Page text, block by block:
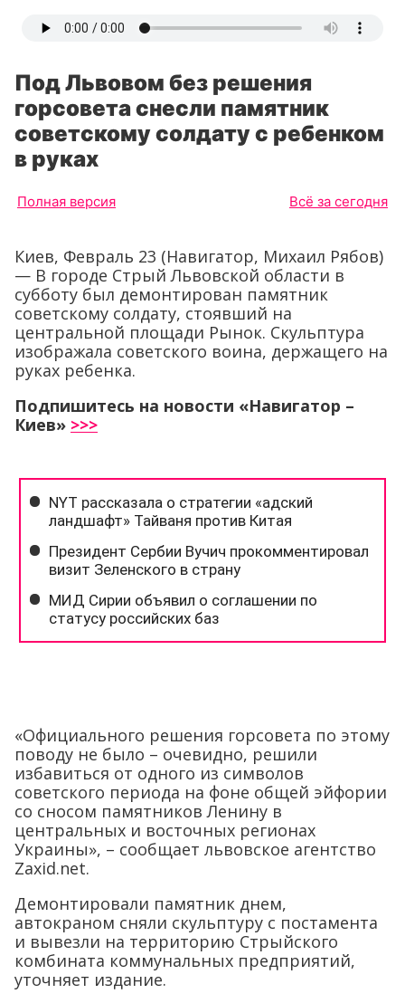
Под Львовом без решения
горсовета снесли памятник
советскому солдату с ребенком
в руках
Полная версия Всё за сегодня
Киев, Февраль 23 (Навигатор, Михаил Рябов)
— В городе Стрый Львовской области в
субботу был демонтирован памятник
советскому солдату, стоявший на
центральной площади Рынок. Скульптура
изображала советского воина, держащего на
руках ребенка.
Подпишитесь на новости «Навигатор –
Киев» >>>
«Официального решения горсовета по этому
поводу не было – очевидно, решили
избавиться от одного из символов
советского периода на фоне общей эйфории
со сносом памятников Ленину в
центральных и восточных регионах
Украины», – сообщает львовское агентство
Zaxid.net.
Демонтировали памятник днем,
автокраном сняли скульптуру с постамента
и вывезли на территорию Стрыйского
комбината коммунальных предприятий,
уточняет издание.